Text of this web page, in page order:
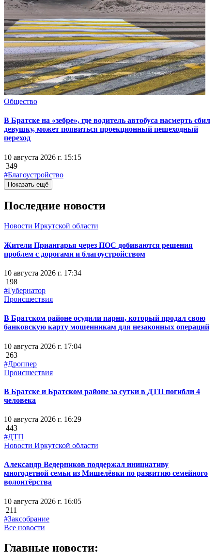
Общество
В Братске на «зебре», где водитель автобуса насмерть сбил
девушку, может появиться проекционный пешеходный
переход
10 августа 2026 г. 15:15
349
#Благоустройство
Показать ещё
Последние новости
Новости Иркутской области
Жители Приангарья через ПОС добиваются решения
проблем с дорогами и благоустройством
10 августа 2026 г. 17:34
198
#Губернатор
Происшествия
В Братском районе осудили парня, который продал свою
банковскую карту мошенникам для незаконных операций
10 августа 2026 г. 17:04
263
#Дроппер
Происшествия
В Братске и Братском районе за сутки в ДТП погибли 4
человека
10 августа 2026 г. 16:29
443
#ДТП
Новости Иркутской области
Александр Ведерников поддержал инициативу
многодетной семьи из Мишелёвки по развитию семейного
волонтёрства
10 августа 2026 г. 16:05
211
#Заксобрание
Все новости
Главные новости: